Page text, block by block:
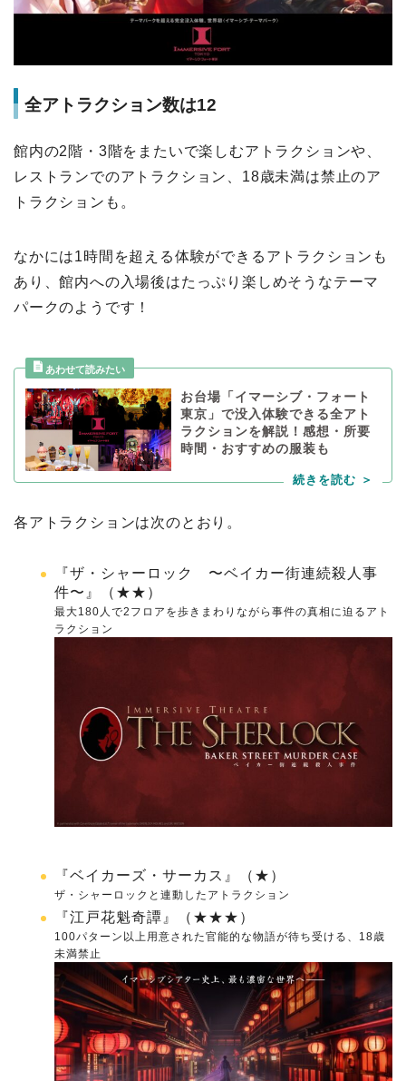
全アトラクション数は12
館内の2階・3階をまたいで楽しむアトラクションや、
レストランでのアトラクション、18歳未満は禁止のア
トラクションも。
なかには1時間を超える体験ができるアトラクションも
あり、館内への入場後はたっぷり楽しめそうなテーマ
パークのようです！
お台場「イマーシブ・フォート
東京」で没入体験できる全アト
ラクションを解説！感想・所要
時間・おすすめの服装も
各アトラクションは次のとおり。
『ザ・シャーロック 〜ベイカー街連続殺人事
件〜』（★★）
最大180人で2フロアを歩きまわりながら事件の真相に迫るアト
ラクション
『ベイカーズ・サーカス』（★）
ザ・シャーロックと連動したアトラクション
『江戸花魁奇譚』（★★★）
100パターン以上用意された官能的な物語が待ち受ける、18歳
未満禁止